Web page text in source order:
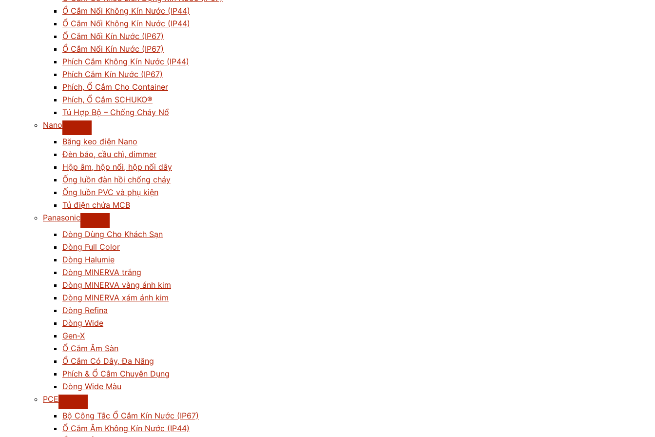
Ổ Cắm Nổi Không Kín Nước (IP44)
Ổ Cắm Nối Không Kín Nước (IP44)
Ổ Cắm Nối Kín Nước (IP67)
Ổ Cắm Nổi Kín Nước (IP67)
Phích Cắm Không Kín Nước (IP44)
Phích Cắm Kín Nước (IP67)
Phích, Ổ Cắm Cho Container
Phích, Ổ Cắm SCHUKO®
Tủ Hợp Bộ – Chống Cháy Nổ
Nano
Băng keo điện Nano
Đèn báo, cầu chì, dimmer
Hộp âm, hộp nổi, hộp nối dây
Ống luồn đàn hồi chống cháy
Ống luồn PVC và phụ kiện
Tủ điện chứa MCB
Panasonic
Dòng Dùng Cho Khách Sạn
Dòng Full Color
Dòng Halumie
Dòng MINERVA trắng
Dòng MINERVA vàng ánh kim
Dòng MINERVA xám ánh kim
Dòng Refina
Dòng Wide
Gen-X
Ổ Cắm Âm Sàn
Ổ Cắm Có Dây, Đa Năng
Phích & Ổ Cắm Chuyên Dụng
Dòng Wide Màu
PCE
Bộ Công Tắc Ổ Cắm Kín Nước (IP67)
Ổ Cắm Âm Không Kín Nước (IP44)